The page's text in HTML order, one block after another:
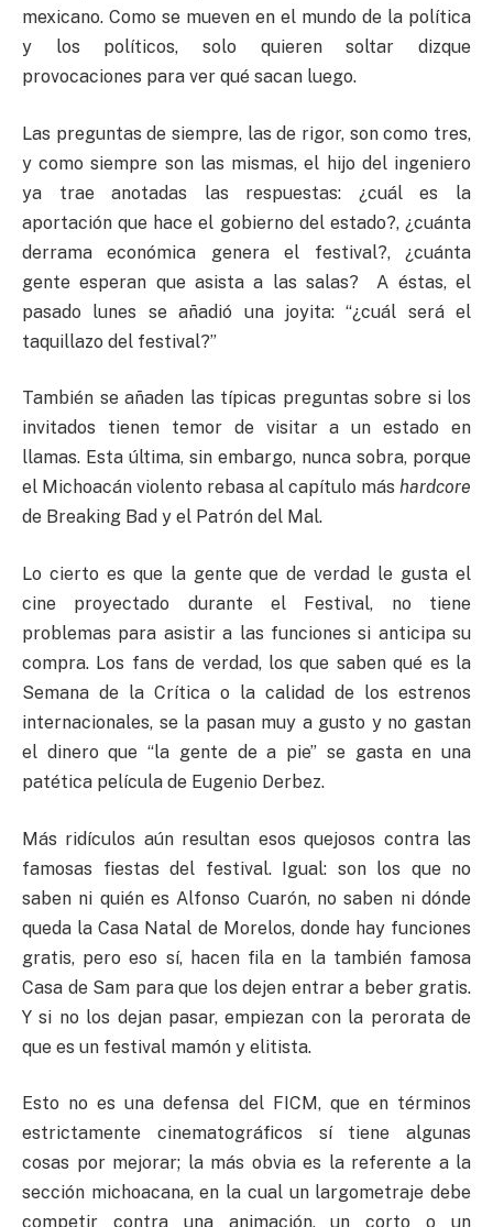
mexicano. Como se mueven en el mundo de la política
y los políticos, solo quieren soltar dizque
provocaciones para ver qué sacan luego.
Las preguntas de siempre, las de rigor, son como tres,
y como siempre son las mismas, el hijo del ingeniero
ya trae anotadas las respuestas: ¿cuál es la
aportación que hace el gobierno del estado?, ¿cuánta
derrama económica genera el festival?, ¿cuánta
gente esperan que asista a las salas? A éstas, el
pasado lunes se añadió una joyita: “¿cuál será el
taquillazo del festival?”
También se añaden las típicas preguntas sobre si los
invitados tienen temor de visitar a un estado en
llamas. Esta última, sin embargo, nunca sobra, porque
el Michoacán violento rebasa al capítulo más hardcore
de Breaking Bad y el Patrón del Mal.
Lo cierto es que la gente que de verdad le gusta el
cine proyectado durante el Festival, no tiene
problemas para asistir a las funciones si anticipa su
compra. Los fans de verdad, los que saben qué es la
Semana de la Crítica o la calidad de los estrenos
internacionales, se la pasan muy a gusto y no gastan
el dinero que “la gente de a pie” se gasta en una
patética película de Eugenio Derbez.
Más ridículos aún resultan esos quejosos contra las
famosas fiestas del festival. Igual: son los que no
saben ni quién es Alfonso Cuarón, no saben ni dónde
queda la Casa Natal de Morelos, donde hay funciones
gratis, pero eso sí, hacen fila en la también famosa
Casa de Sam para que los dejen entrar a beber gratis.
Y si no los dejan pasar, empiezan con la perorata de
que es un festival mamón y elitista.
Esto no es una defensa del FICM, que en términos
estrictamente cinematográficos sí tiene algunas
cosas por mejorar; la más obvia es la referente a la
sección michoacana, en la cual un largometraje debe
competir contra una animación, un corto o un